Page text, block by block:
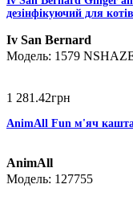
дезінфікуючий для
Iv San Bernard
1579
1 281 .42грн
AnimAll Fun м'яч
AnimAll
127755